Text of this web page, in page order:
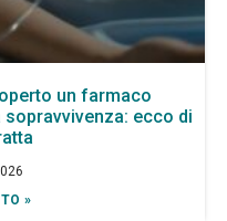
un farmaco
ecco di
»